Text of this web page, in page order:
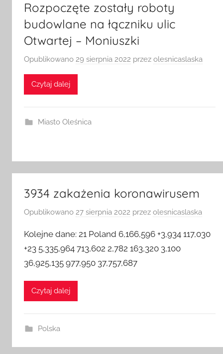
Rozpoczęte zostały roboty
budowlane na łączniku ulic
Otwartej – Moniuszki
Opublikowano 29 sierpnia 2022 przez olesnicaslaska
Czytaj dalej
3934 zakażenia koronawirusem
Opublikowano 27 sierpnia 2022 przez olesnicaslaska
Kolejne dane: 21 Poland 6,166,596 +3,934 117,030
+23 5,335,964 713,602 2,782 163,320 3,100
36,925,135 977,950 37,757,687
Czytaj dalej